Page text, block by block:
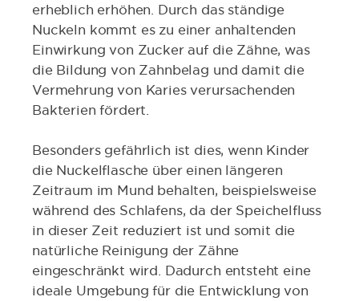
erheblich erhöhen. Durch das ständige
Nuckeln kommt es zu einer anhaltenden
Einwirkung von Zucker auf die Zähne, was
die Bildung von Zahnbelag und damit die
Vermehrung von Karies verursachenden
Bakterien fördert.
Besonders gefährlich ist dies, wenn Kinder
die Nuckelflasche über einen längeren
Zeitraum im Mund behalten, beispielsweise
während des Schlafens, da der Speichelfluss
in dieser Zeit reduziert ist und somit die
natürliche Reinigung der Zähne
eingeschränkt wird. Dadurch entsteht eine
ideale Umgebung für die Entwicklung von